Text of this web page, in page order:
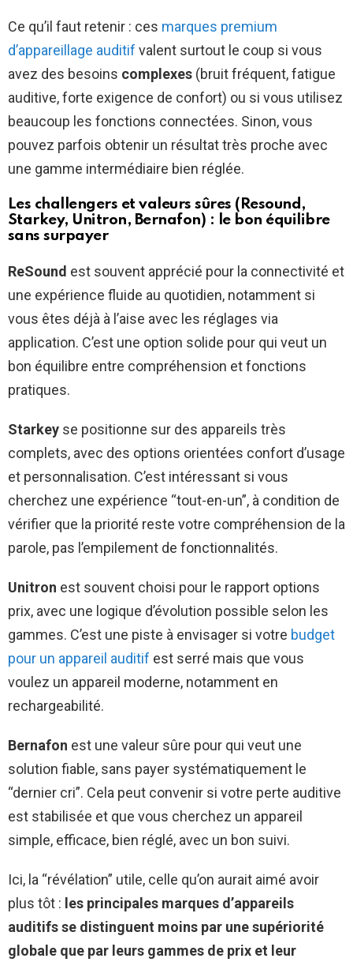
Ce qu’il faut retenir : ces marques premium
d’appareillage auditif valent surtout le coup si vous
avez des besoins complexes (bruit fréquent, fatigue
auditive, forte exigence de confort) ou si vous utilisez
beaucoup les fonctions connectées. Sinon, vous
pouvez parfois obtenir un résultat très proche avec
une gamme intermédiaire bien réglée.
Les challengers et valeurs sûres (Resound,
Starkey, Unitron, Bernafon) : le bon équilibre
sans surpayer
ReSound est souvent apprécié pour la connectivité et
une expérience fluide au quotidien, notamment si
vous êtes déjà à l’aise avec les réglages via
application. C’est une option solide pour qui veut un
bon équilibre entre compréhension et fonctions
pratiques.
Starkey se positionne sur des appareils très
complets, avec des options orientées confort d’usage
et personnalisation. C’est intéressant si vous
cherchez une expérience “tout-en-un”, à condition de
vérifier que la priorité reste votre compréhension de la
parole, pas l’empilement de fonctionnalités.
Unitron est souvent choisi pour le rapport options
prix, avec une logique d’évolution possible selon les
gammes. C’est une piste à envisager si votre budget
pour un appareil auditif est serré mais que vous
voulez un appareil moderne, notamment en
rechargeabilité.
Bernafon est une valeur sûre pour qui veut une
solution fiable, sans payer systématiquement le
“dernier cri”. Cela peut convenir si votre perte auditive
est stabilisée et que vous cherchez un appareil
simple, efficace, bien réglé, avec un bon suivi.
Ici, la “révélation” utile, celle qu’on aurait aimé avoir
plus tôt : les principales marques d’appareils
auditifs se distinguent moins par une supériorité
globale que par leurs gammes de prix et leur